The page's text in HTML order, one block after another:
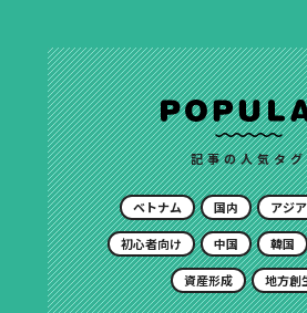
記事の人気タグ
ベトナム 国内 アジア
初心者向け 中国 韓国
資産形成 地方創